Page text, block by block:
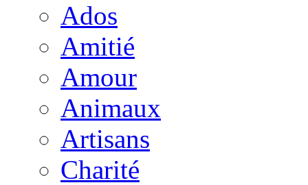
Ados
Amitié
Amour
Animaux
Artisans
Charité